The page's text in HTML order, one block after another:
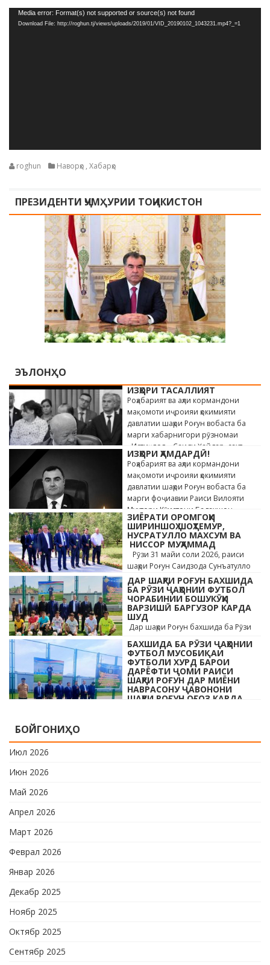
Видеоплеер
Media error: Format(s) not supported or source(s) not found
Download File: http://roghun.tj/views/uploads/2019/01/VID_20190102_1043231.mp4?_=1
roghun Наворҳо , Хабарҳо
ПРЕЗИДЕНТИ ҶУМҲУРИИ ТОҶИКИСТОН
ЭЪЛОНҲО
ИЗҲОРИ ТАСАЛЛИЯТ
Роҳабарият ва аҳли кормандони
мақомоти иҷроияи ҳокимияти
давлатии шаҳри Роғун вобаста ба
марги хабарнигори рӯзномаи
«Истиқлол» Саиди Ҳайдар, сахт
андӯҳгин …
ИЗҲОРИ ҲАМДАРДӢ!
Роҳабарият ва аҳли кормандони
мақомоти иҷроияи ҳокимияти
давлатии шаҳри Роғун вобаста ба
марги фоҷиавии Раиси Вилояти
Мухтори Кӯҳистони Бадахшон
Алишер …
ЗИЁРАТИ ОРОМГОҲИ
ШИРИНШОҲ ШОҲТЕМУР,
НУСРАТУЛЛО МАХСУМ ВА
НИССОР МУҲАММАД
Рӯзи 31 майи соли 2026, раиси
шаҳри Роғун Саидзода Сунъатулло
бо ҳайъати кормандони дастгоҳи
раиси шаҳр ва роҳбарони мақомотҳои
…
ДАР ШАҲРИ РОҒУН БАХШИДА
БА РӮЗИ ҶАҲОНИИ ФУТБОЛ
ЧОРАБИНИИ БОШУКӮҲИ
ВАРЗИШӢ БАРГУЗОР КАРДА
ШУД
Дар шаҳри Роғун бахшида ба Рӯзи
ҷавонони Тоҷикистон ва Рӯзи
ҷаҳонии футбол бо иштироки 10
даста мусобиқаи кушоди шаҳри аз …
БАХШИДА БА РӮЗИ ҶАҲОНИИ
ФУТБОЛ МУСОБИҚАИ
ФУТБОЛИ ХУРД БАРОИ
ДАРЁФТИ ҶОМИ РАИСИ
ШАҲРИ РОҒУН ДАР МИЁНИ
НАВРАСОНУ ҶАВОНОНИ
ШАҲРИ РОҒУН ОҒОЗ КАРДА
ҷаҳонии футбол бо иштироки 10
БОЙГОНИҲО
Июл 2026
Июн 2026
Май 2026
Апрел 2026
Март 2026
Феврал 2026
Январ 2026
Декабр 2025
Ноябр 2025
Октябр 2025
Сентябр 2025